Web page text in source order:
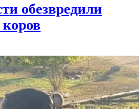
обезвредили